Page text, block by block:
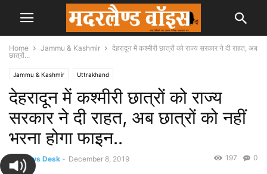
Home Jammu & Kashmir
देहरादून में कश्मीरी छात्रों को राज्य सरकार ने दी राहत, अब
छात्रों...
Jammu & Kashmir Uttrakhand
देहरादून में कश्मीरी छात्रों को राज्य
सरकार ने दी राहत, अब छात्रों को नहीं
भरना होगा फाइन..
By News Desk - December 8, 2019 0
197